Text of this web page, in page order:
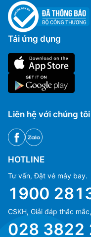
Tải ứng dụng
Liên hệ với chúng tôi
HOTLINE
Tư vấn, Đặt vé máy bay.
1900
CSKH, Giải đáp thắc
028 3822